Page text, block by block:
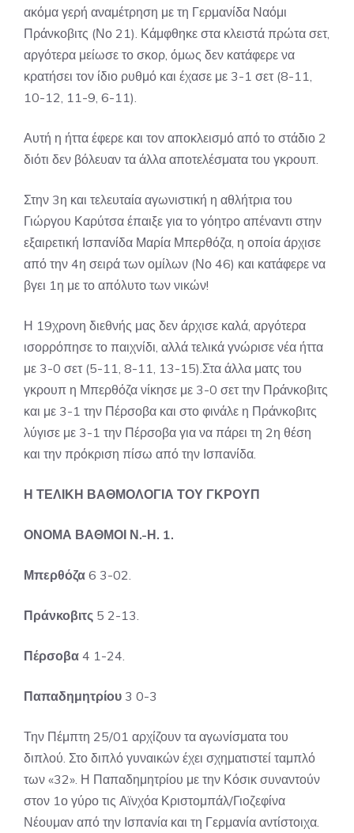
ακόμα γερή αναμέτρηση με τη Γερμανίδα Ναόμι
Πράνκοβιτς (Νο 21). Κάμφθηκε στα κλειστά πρώτα σετ,
αργότερα μείωσε το σκορ, όμως δεν κατάφερε να
κρατήσει τον ίδιο ρυθμό και έχασε με 3-1 σετ (8-11,
10-12, 11-9, 6-11).
Αυτή η ήττα έφερε και τον αποκλεισμό από το στάδιο 2
διότι δεν βόλευαν τα άλλα αποτελέσματα του γκρουπ.
Στην 3η και τελευταία αγωνιστική η αθλήτρια του
Γιώργου Καρύτσα έπαιξε για το γόητρο απέναντι στην
εξαιρετική Ισπανίδα Μαρία Μπερθόζα, η οποία άρχισε
από την 4η σειρά των ομίλων (Νο 46) και κατάφερε να
βγει 1η με το απόλυτο των νικών!
Η 19χρονη διεθνής μας δεν άρχισε καλά, αργότερα
ισορρόπησε το παιχνίδι, αλλά τελικά γνώρισε νέα ήττα
με 3-0 σετ (5-11, 8-11, 13-15).Στα άλλα ματς του
γκρουπ η Μπερθόζα νίκησε με 3-0 σετ την Πράνκοβιτς
και με 3-1 την Πέρσοβα και στο φινάλε η Πράνκοβιτς
λύγισε με 3-1 την Πέρσοβα για να πάρει τη 2η θέση
και την πρόκριση πίσω από την Ισπανίδα.
Η ΤΕΛΙΚΗ ΒΑΘΜΟΛΟΓΙΑ ΤΟΥ ΓΚΡΟΥΠ
ΟΝΟΜΑ ΒΑΘΜΟΙ Ν.-Η. 1.
Μπερθόζα 6 3-02.
Πράνκοβιτς 5 2-13.
Πέρσοβα 4 1-24.
Παπαδημητρίου 3 0-3
Την Πέμπτη 25/01 αρχίζουν τα αγωνίσματα του
διπλού. Στο διπλό γυναικών έχει σχηματιστεί ταμπλό
των «32». Η Παπαδημητρίου με την Κόσικ συναντούν
στον 1ο γύρο τις Αϊνχόα Κριστομπάλ/Γιοζεφίνα
Νέουμαν από την Ισπανία και τη Γερμανία αντίστοιχα.